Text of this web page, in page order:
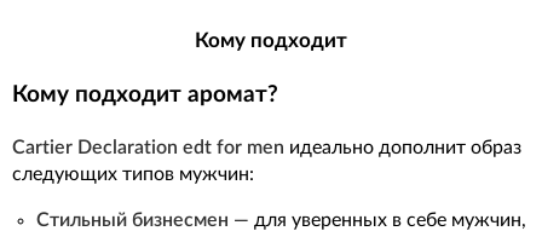
Кому подходит
Кому подходит аромат?
Cartier Declaration edt for men идеально дополнит образ
следующих типов мужчин:
Стильный бизнесмен — для уверенных в себе мужчин,